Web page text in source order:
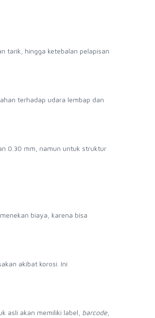
tarik, hingga ketebalan pelapisan
terhadap udara lembap dan
0.30 mm, namun untuk struktur
biaya, karena bisa
akibat korosi. Ini
asli akan memiliki label, barcode